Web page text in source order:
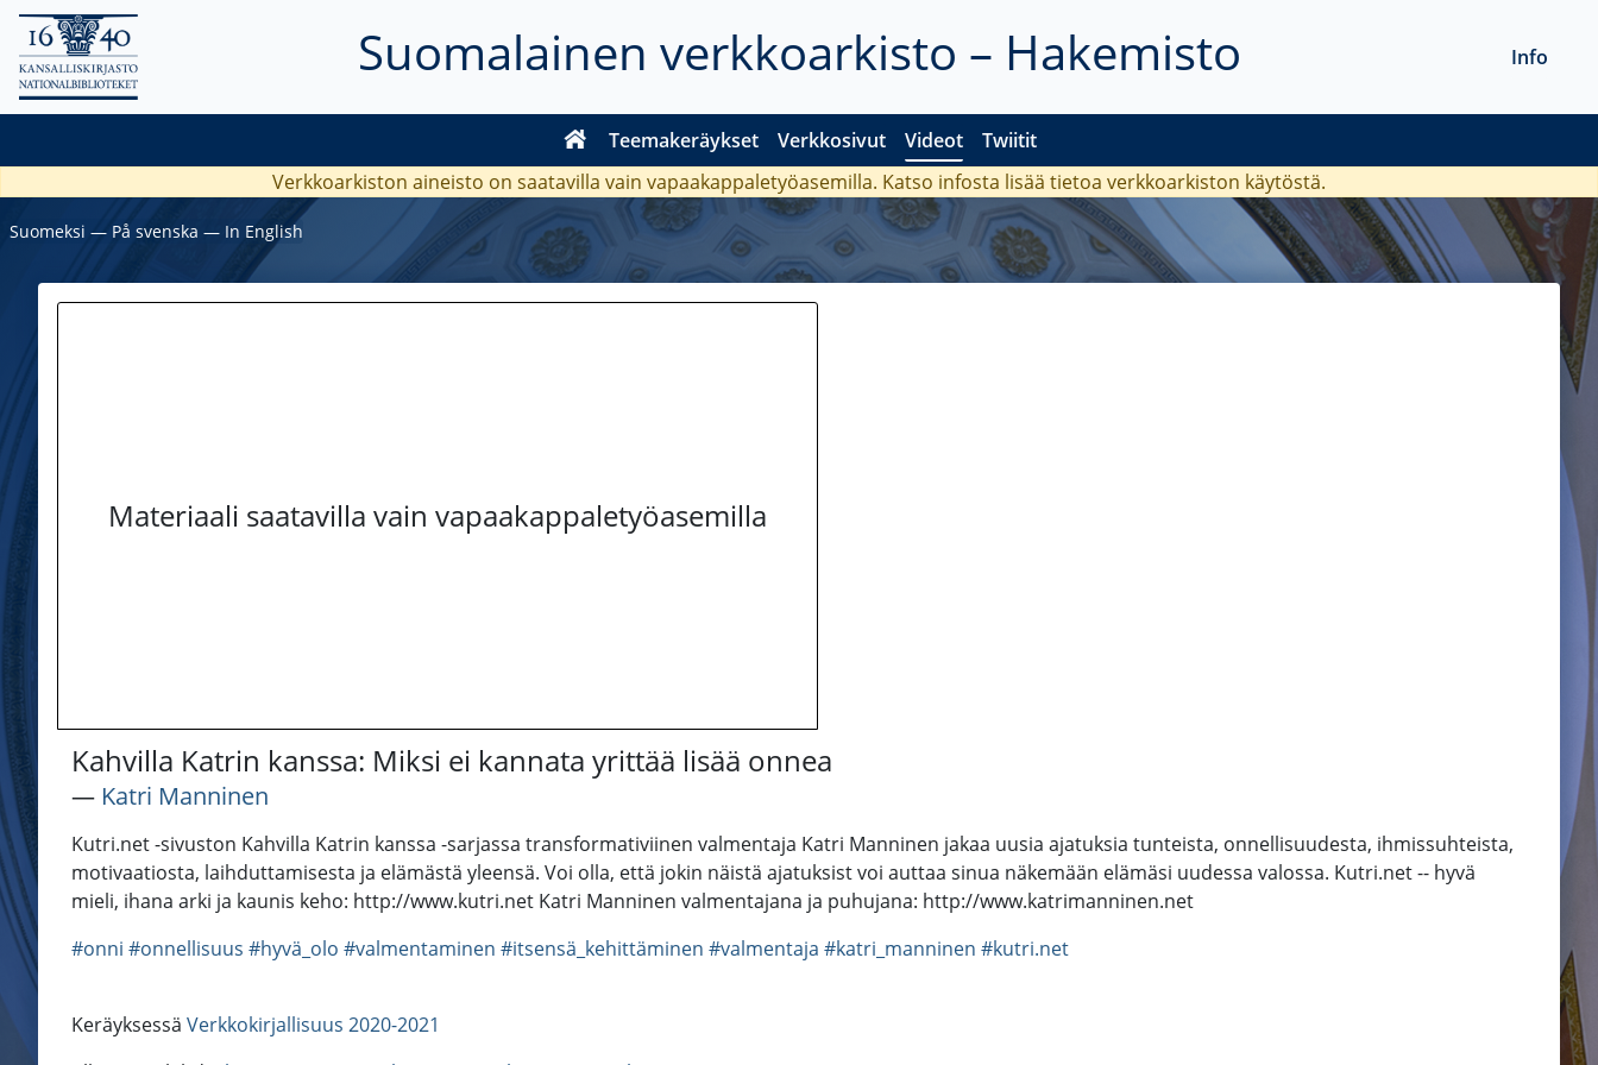
Suomalainen verkkoarkisto – Hakemisto
Teemakeräykset Verkkosivut Videot Twiitit
Info
Verkkoarkiston aineisto on saatavilla vain vapaakappaletyöasemilla. Katso infosta lisää tietoa verkkoarkiston käytöstä.
Suomeksi ― På svenska ― In English
Materiaali saatavilla vain vapaakappaletyöasemilla
Kahvilla Katrin kanssa: Miksi ei kannata yrittää lisää onnea
― Katri Manninen
Kutri.net -sivuston Kahvilla Katrin kanssa -sarjassa transformativiinen valmentaja Katri Manninen jakaa uusia ajatuksia tunteista, onnellisuudesta, ihmissuhteista,
motivaatiosta, laihduttamisesta ja elämästä yleensä. Voi olla, että jokin näistä ajatuksist voi auttaa sinua näkemään elämäsi uudessa valossa. Kutri.net -- hyvä
mieli, ihana arki ja kaunis keho: http://www.kutri.net Katri Manninen valmentajana ja puhujana: http://www.katrimanninen.net
#onni #onnellisuus #hyvä_olo #valmentaminen #itsensä_kehittäminen #valmentaja #katri_manninen #kutri.net
Keräyksessä Verkkokirjallisuus 2020-2021